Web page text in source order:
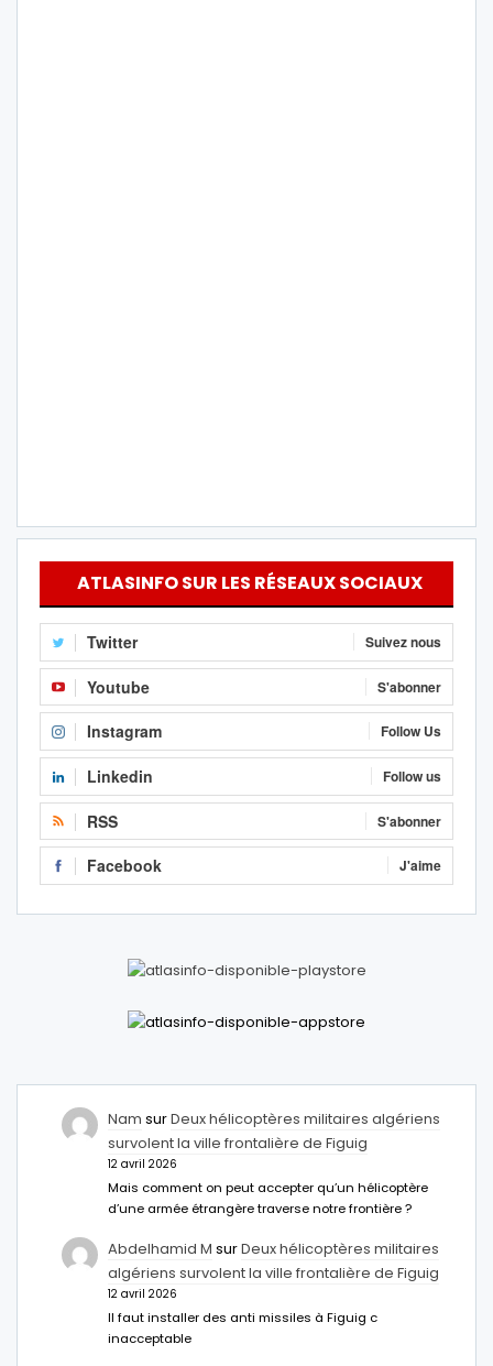
ATLASINFO SUR LES RÉSEAUX SOCIAUX
Twitter Suivez nous
Youtube S'abonner
Instagram Follow Us
Linkedin Follow us
RSS S'abonner
Facebook J'aime
Nam surDeux hélicoptères militaires algériens
survolent la ville frontalière de Figuig
12 avril 2026
Mais comment on peut accepter qu’un hélicoptère
d’une armée étrangère traverse notre frontière ?
Abdelhamid M surDeux hélicoptères militaires
algériens survolent la ville frontalière de Figuig
12 avril 2026
Il faut installer des anti missiles à Figuig c
inacceptable